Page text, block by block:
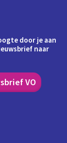
door je aan
naar
VO